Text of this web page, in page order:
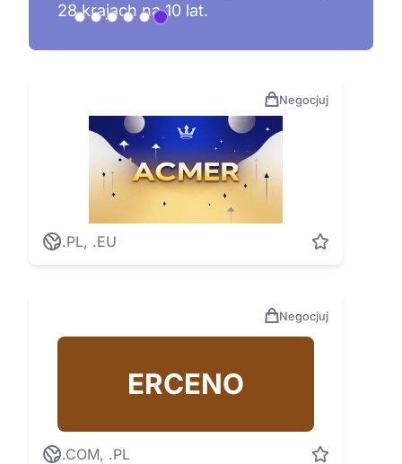
28 krajach na 10 lat.
Negocjuj
.PL, .EU
Negocjuj
ERCENO
.COM, .PL